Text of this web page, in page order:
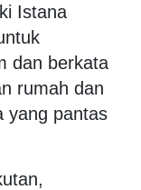
Istana
dan berkata
rumah dan
yang pantas